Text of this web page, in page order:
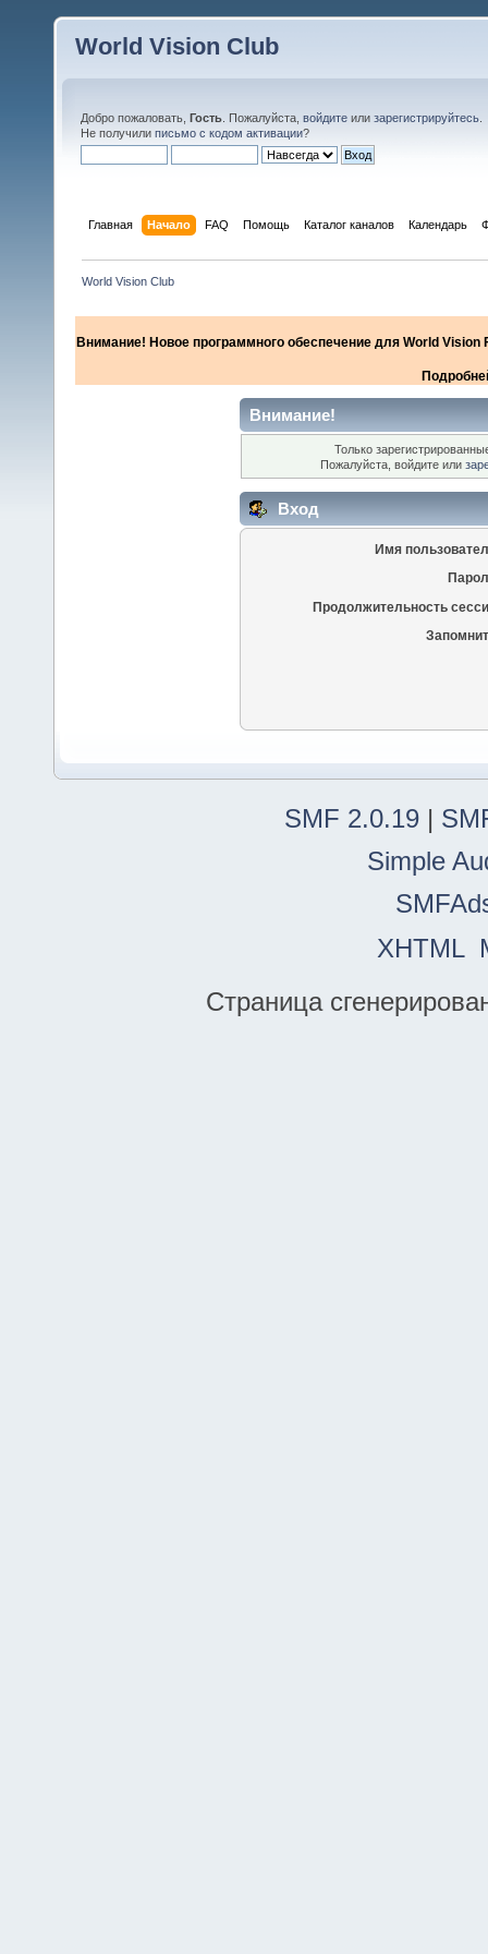
World Vision Club
Добро пожаловать, Гость . Пожалуйста, войдите или зарегистрируйтесь
Не получили письмо с кодом активации?
Главная Начало FAQ Помощь Каталог каналов Календарь
World Vision Club
Внимание! Новое программного обеспечение для World
Внимание!
Только
Пожалуйста, войдите или
Вход
Имя
Продолжительность
SMF 2.0.19 |
Simple
XHTML
Страница